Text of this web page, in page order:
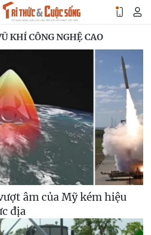
KHÍ CÔNG NGHỆ CAO
âm của Mỹ kém hiệu
địa